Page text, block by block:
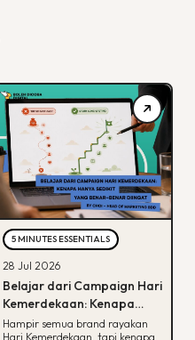
5 MINUTES ESSENTIALS
28 Jul 2026
Belajar dari Campaign Hari
Kemerdekaan: Kenapa
Hanya Sedikit yang Benar-
Hampir semua brand rayakan
Hari Kemerdekaan, tapi kenapa